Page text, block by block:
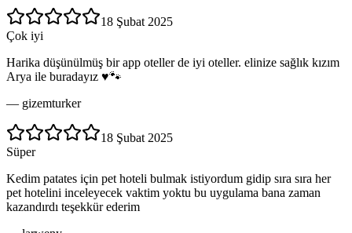
18 Şubat 2025
Çok iyi
Harika düşünülmüş bir app oteller de iyi oteller. elinize sağlık kızım
Arya ile buradayız ♥️🐾
— gizemturker
18 Şubat 2025
Süper
Kedim patates için pet hoteli bulmak istiyordum gidip sıra sıra her
pet hotelini inceleyecek vaktim yoktu bu uygulama bana zaman
kazandırdı teşekkür ederim